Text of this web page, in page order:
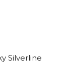
Silverline